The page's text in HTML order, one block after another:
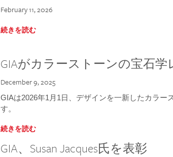
February 11, 2026
続きを読む
GIAがカラーストーンの宝石
December 9, 2025
GIAは2026年1月1日、デザインを一新したカラー
す。
続きを読む
GIA、Susan Jacques氏を表彰